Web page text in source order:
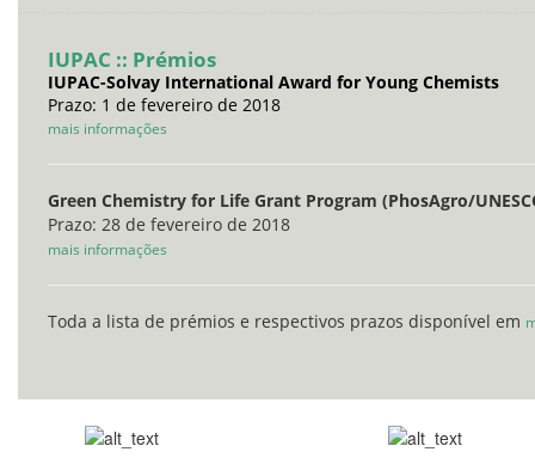
IUPAC :: Prémios
IUPAC-Solvay International Award for Young Chemists
Prazo: 1 de fevereiro de 2018
mais informações
Green Chemistry for Life Grant Program (PhosAgro/
Prazo: 28 de fevereiro de 2018
mais informações
Toda a lista de prémios e respectivos prazos disponível em